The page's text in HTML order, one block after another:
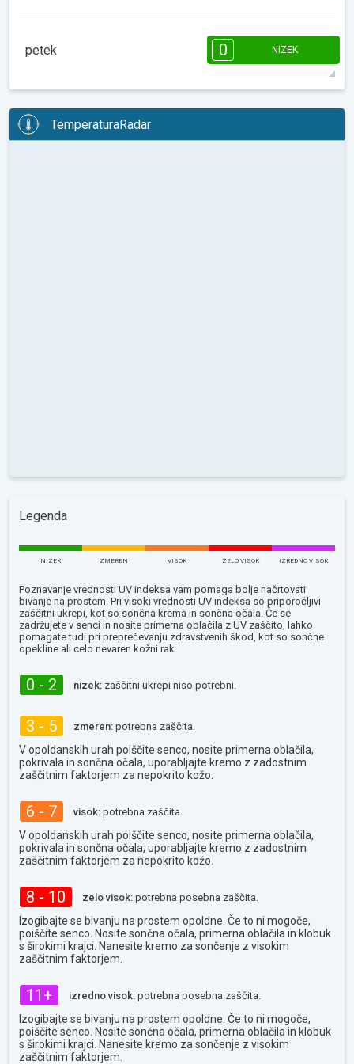
14:00 16:00 18:00
18:29 9°
petek 0 NIZEK
08:00
0 h 07:40 18:29 14°
TemperaturaRadar
Legenda
NIZEK ZMEREN VISOK ZELO VISOK IZREDNO VISOK
Poznavanje vrednosti UV indeksa vam pomaga bolje načrtovati
bivanje na prostem. Pri visoki vrednosti UV indeksa so priporočljivi
zaščitni ukrepi, kot so sončna krema in sončna očala. Če se
zadržujete v senci in nosite primerna oblačila z UV zaščito, lahko
pomagate tudi pri preprečevanju zdravstvenih škod, kot so sončne
opekline ali celo nevaren kožni rak.
0 - 2 nizek: zaščitni ukrepi niso potrebni.
3 - 5 zmeren: potrebna zaščita.
V opoldanskih urah poiščite senco, nosite primerna oblačila,
pokrivala in sončna očala, uporabljajte kremo z zadostnim
zaščitnim faktorjem za nepokrito kožo.
6 - 7 visok: potrebna zaščita.
V opoldanskih urah poiščite senco, nosite primerna oblačila,
pokrivala in sončna očala, uporabljajte kremo z zadostnim
zaščitnim faktorjem za nepokrito kožo.
8 - 10 zelo visok: potrebna posebna zaščita.
Izogibajte se bivanju na prostem opoldne. Če to ni mogoče,
poiščite senco. Nosite sončna očala, primerna oblačila in klobuk
s širokimi krajci. Nanesite kremo za sončenje z visokim
zaščitnim faktorjem.
11+ izredno visok: potrebna posebna zaščita.
Izogibajte se bivanju na prostem opoldne. Če to ni mogoče,
poiščite senco. Nosite sončna očala, primerna oblačila in klobuk
s širokimi krajci. Nanesite kremo za sončenje z visokim
zaščitnim faktorjem.